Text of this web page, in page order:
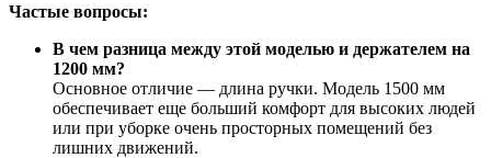
Частые вопросы:
В чем разница между этой моделью и держателем на
1200 мм?
Основное отличие — длина ручки. Модель 1500 мм
обеспечивает еще больший комфорт для высоких людей
или при уборке очень просторных помещений без
лишних движений.